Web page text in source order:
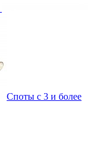
Споты с 3 и более